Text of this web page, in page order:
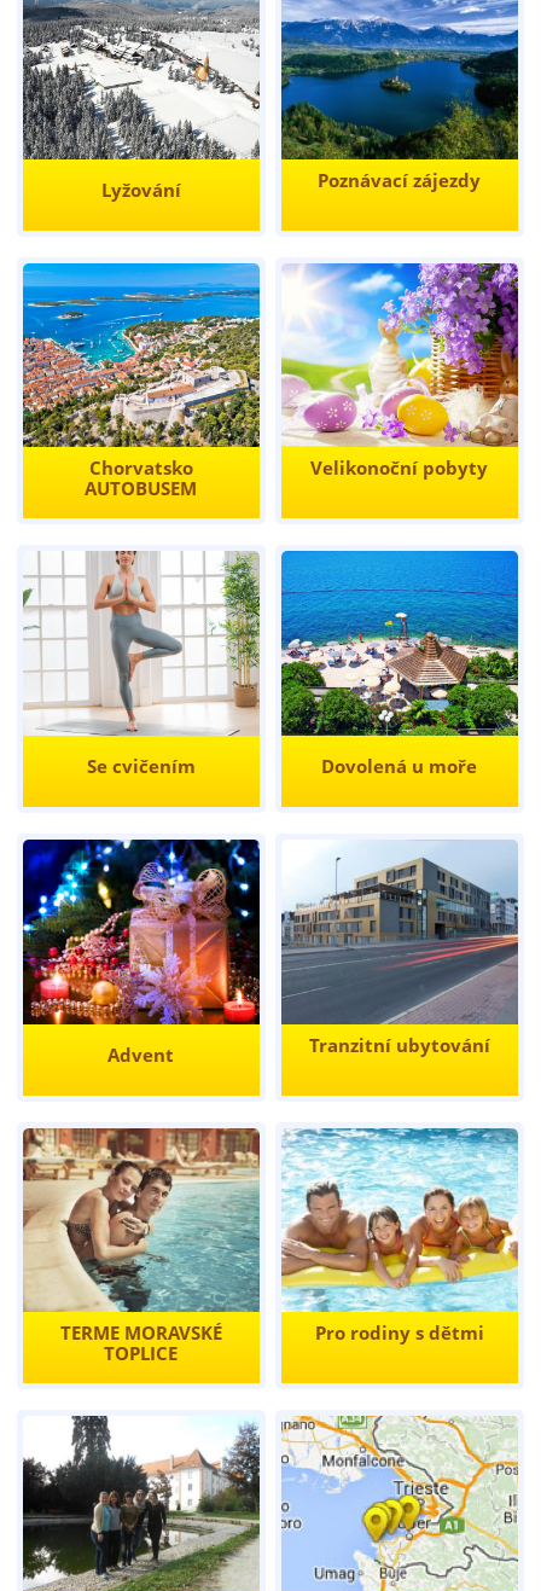
Lyžování Poznávací zájezdy
Chorvatsko
AUTOBUSEM
Velikonoční pobyty
Se cvičením Dovolená u moře
Advent Tranzitní ubytování
TERME MORAVSKÉ
TOPLICE
Pro rodiny s dětmi